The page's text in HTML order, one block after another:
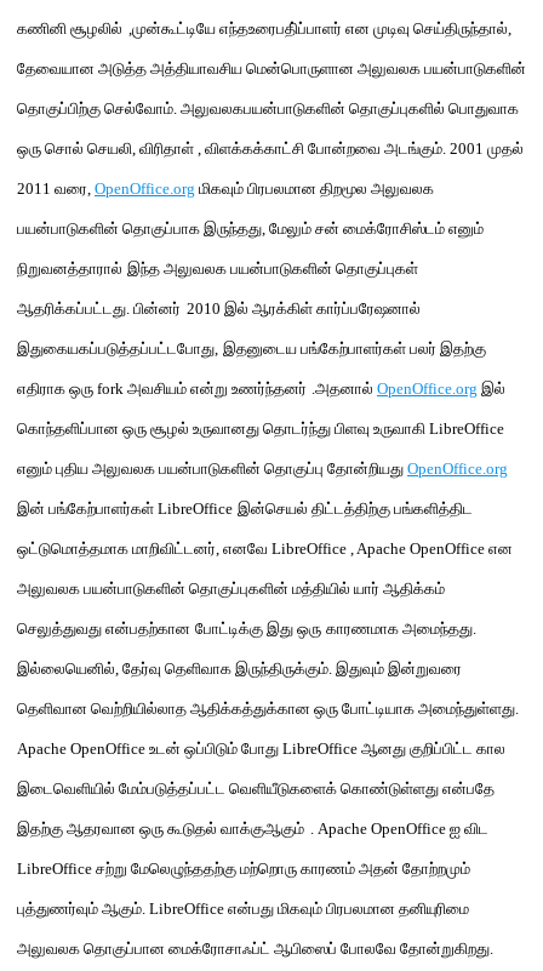
கணினி சூழலில் ,முன்கூட்டியே எந்தஉரைபதி்ப்பாளர் என முடிவு செய்திருந்தால்,
தேவையான அடுத்த அத்தியாவசிய மென்பொருளான அலுவலக பயன்பாடுகளின்
தொகுப்பிற்கு செல்வோம். அலுவலகபயன்பாடுகளின் தொகுப்புகளில் பொதுவாக
ஒரு சொல் செயலி, விரிதாள் , விளக்கக்காட்சி போன்றவை அடங்கும். 2001 முதல்
2011 வரை, OpenOffice.org மிகவும் பிரபலமான திறமூல அலுவலக
பயன்பாடுகளின் தொகுப்பாக இருந்தது, மேலும் சன் மைக்ரோசிஸ்டம் எனும்
நிறுவனத்தாரால் இந்த அலுவலக பயன்பாடுகளின் தொகுப்புகள்
ஆதரிக்கப்பட்டது. பின்னர் 2010 இல் ஆரக்கிள் கார்ப்பரேஷனால்
இதுகையகப்படுத்தப்பட்டபோது, இதனுடைய பங்கேற்பாளர்கள் பலர் இதற்கு
எதிராக ஒரு fork அவசியம் என்று உணர்ந்தனர் .அதனால் OpenOffice.org இல
கொந்தளிப்பான ஒரு சூழல் உருவானது தொடர்ந்து பிளவு உருவாகி LibreOffice
எனும் புதிய அலுவலக பயன்பாடுகளின் தொகுப்பு தோன்றியது OpenOffice.org
இன் பங்கேற்பாளர்கள் LibreOffice இன்செயல் திட்டத்திற்கு பங்களித்திட
ஒட்டுமொத்தமாக மாறிவிட்டனர், எனவே LibreOffice , Apache OpenOffice என
அலுவலக பயன்பாடுகளின் தொகுப்புகளின் மத்தியில் யார் ஆதிக்கம்
செலுத்துவத ு என்பதற்கான போட்டிக்கு இது ஒரு காரணமாக அமைந்தது.
இல்லையெனில், தேர்வு தெளிவாக இருந்திருக்கும். இதுவும் இன்றுவரை
தெளிவான வெற்றியில்லாத ஆதிக்கத்துக்கான ஒரு போட்டியாக அமைந்துள்ளது.
Apache OpenOffice உடன் ஒப்பிடும் போது LibreOffice ஆனது குறிப்பிட்ட கால
இடைவெளியில் மேம்படத்தப்பட்ட வெளியீடுகளைக் கொண்டுள்ளது என்பதே
இதற்கு ஆதரவான ஒரு கூடுதல் வாக்குஆகும் . Apache OpenOffice ஐ விட
LibreOffice சற்று மேலெழுந்ததற்கு மற்றொரு காரணம் அதன் தோற்றமும்
புத்துணர்வும் ஆகும். LibreOffice என்பது மிகவும் பிரபலமான தனியுரிமை
அலுவலக தொகுப்பான மைக்ரோசாஃப்ட் ஆபிஸைப் போலவே தோன்றுகிறது.